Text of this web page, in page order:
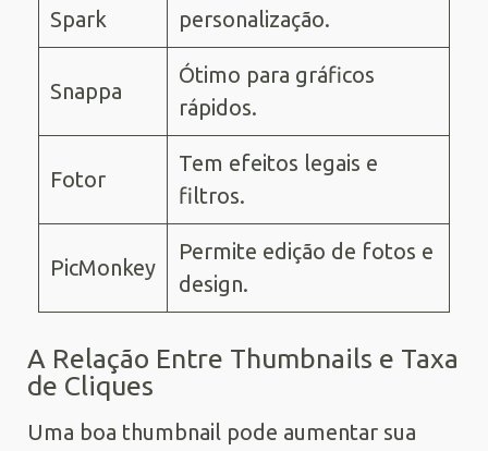
Spark personalização.
Snappa
Ótimo para gráficos
rápidos.
Fotor
Tem efeitos legais e
filtros.
PicMonkey
Permite edição de fotos e
design.
A Relação Entre Thumbnails e Taxa
de Cliques
Uma boa thumbnail pode aumentar sua